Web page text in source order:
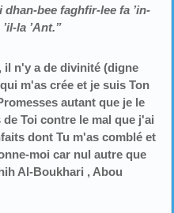
dhan-bee faghfir-lee fa ’in-
la ’Ant.”
il n'y a de divinité (digne
m'as crée et je suis Ton
autant que je le
Toi contre le mal que j'ai
dont Tu m'as comblé et
moi car nul autre que
Al-Boukhari , Abou